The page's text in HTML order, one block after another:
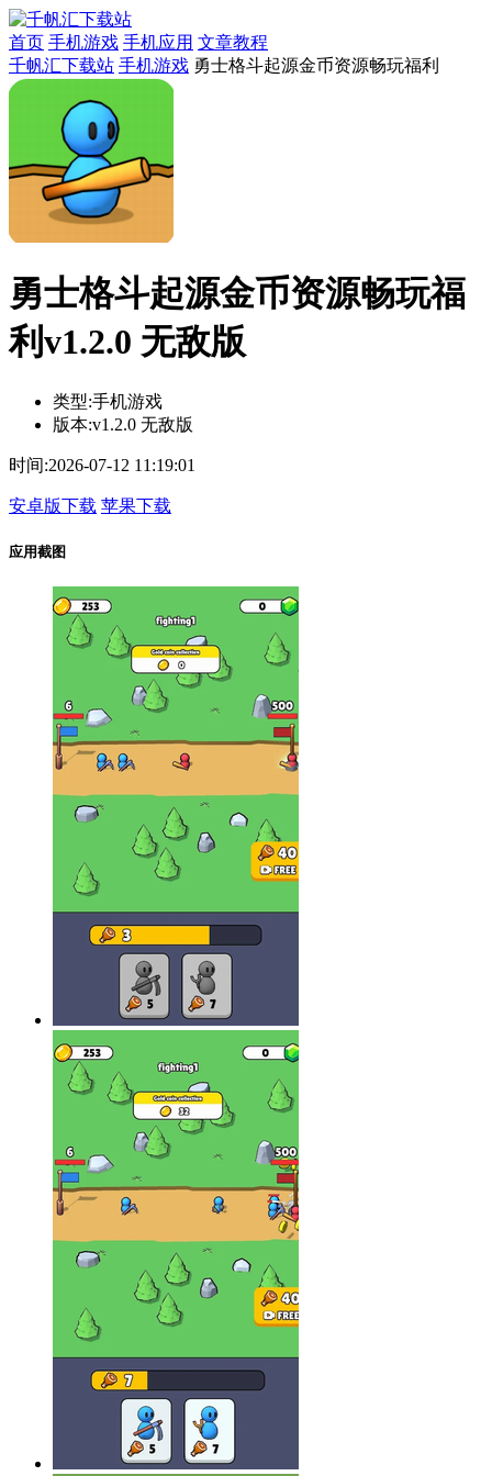
首页 手机游戏 手机应用 文章教程
千帆汇下载站 手机游戏 勇士格斗起源金币资源畅玩福利
勇士格斗起源金币资源畅玩福
利v1.2.0 无敌版
类型:手机游戏
版本:v1.2.0 无敌版
时间:2026-07-12 11:19:01
安卓版下载 苹果下载
应用截图